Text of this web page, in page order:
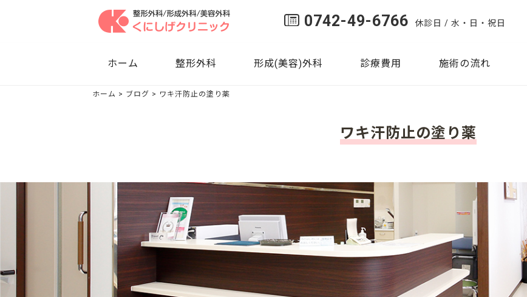
0742-49-6766 休診日 / 水・日・祝日
ホーム 整形外科 形成(美容)外科 診療費用 施術の流れ
ホーム > ブログ > ワキ汗防止の塗り薬
ワキ汗防止の塗り薬